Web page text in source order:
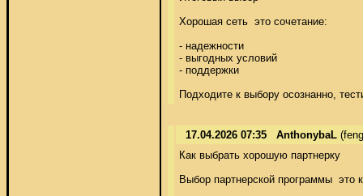
Хорошая сеть  это сочетание:
- надежности
- выгодных условий
- поддержки
Подходите к выбору осознанно,
17.04.2026 07:35 AnthonybaL
Как выбрать хорошую партнерку
Выбор партнерской программы  это